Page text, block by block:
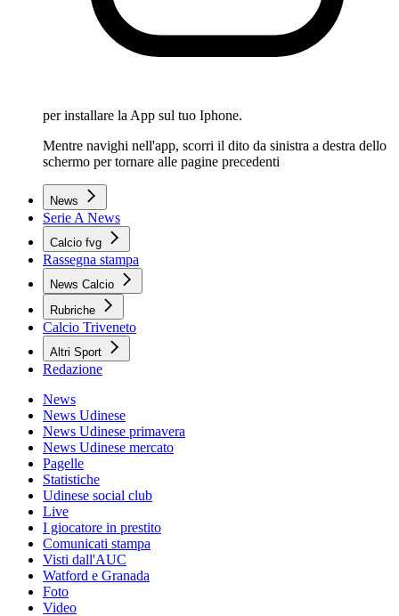
per installare la App sul tuo Iphone.
Mentre navighi nell'app, scorri il dito da sinistra a destra dello
schermo per tornare alle pagine precedenti
News
Serie A News
Calcio fvg
Rassegna stampa
News Calcio
Rubriche
Calcio Triveneto
Altri Sport
Redazione
News
News Udinese
News Udinese primavera
News Udinese mercato
Pagelle
Statistiche
Udinese social club
Live
I giocatore in prestito
Comunicati stampa
Visti dall'AUC
Watford e Granada
Foto
Video